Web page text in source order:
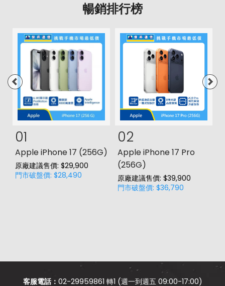
暢銷排行榜
01
Apple iPhone 17 (256G)
原廠建議售價: $29,900
門市破盤價: $28,490
02
Apple iPhone 17 Pro
(256G)
原廠建議售價: $39,900
門市破盤價: $36,790
客服電話： 02-29959861 轉1 (週一到週五 09:00-17:00)